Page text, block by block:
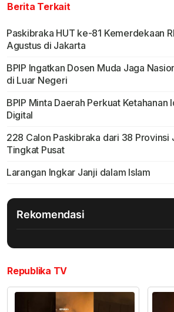
Berita Terkait
Paskibraka HUT ke-81 Kemerdekaan
Agustus di Jakarta
BPIP Ingatkan Dosen Muda Jaga
di Luar Negeri
BPIP Minta Daerah Perkuat Ketahanan
Digital
228 Calon Paskibraka dari 38 Provinsi
Tingkat Pusat
Larangan Ingkar Janji dalam Islam
Rekomendasi
Republika TV